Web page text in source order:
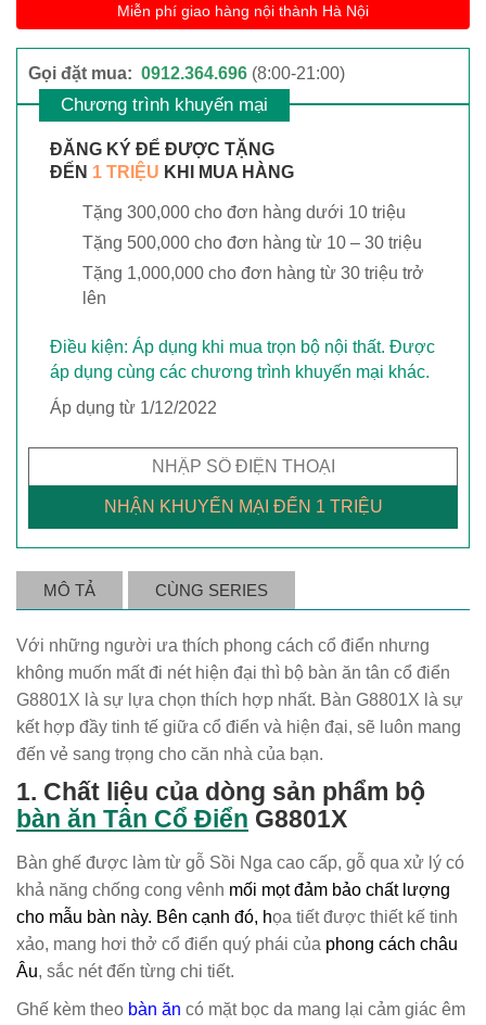
Miễn phí giao hàng nội thành Hà Nội
Gọi đặt mua: 0912.364.696 (8:00-21:00)
Chương trình khuyến mại
ĐĂNG KÝ ĐỂ ĐƯỢC TẶNG
ĐẾN 1 TRIỆU KHI MUA HÀNG
Tặng 300,000 cho đơn hàng dưới 10 triệu
Tặng 500,000 cho đơn hàng từ 10 – 30 triệu
Tặng 1,000,000 cho đơn hàng từ 30 triệu trở
lên
Điều kiện: Áp dụng khi mua trọn bộ nội thất. Được
áp dụng cùng các chương trình khuyến mại khác.
Áp dụng từ 1/12/2022
MÔ TẢ CÙNG SERIES
Với những người ưa thích phong cách cổ điển nhưng
không muốn mất đi nét hiện đại thì bộ bàn ăn tân cổ điển
G8801X là sự lựa chọn thích hợp nhất. Bàn G8801X là sự
kết hợp đầy tinh tế giữa cổ điển và hiện đại, sẽ luôn mang
đến vẻ sang trọng cho căn nhà của bạn.
1. Chất liệu của dòng sản phẩm bộ
bàn ăn Tân Cổ Điển G8801X
Bàn ghế được làm từ gỗ Sồi Nga cao cấp, gỗ qua xử lý có
khả năng chống cong vênh mối mọt đảm bảo chất lượng
cho mẫu bàn này. Bên cạnh đó, họa tiết được thiết kế tinh
xảo, mang hơi thở cổ điển quý phái của phong cách châu
Âu, sắc nét đến từng chi tiết.
Ghế kèm theo bàn ăn có mặt bọc da mang lại cảm giác êm